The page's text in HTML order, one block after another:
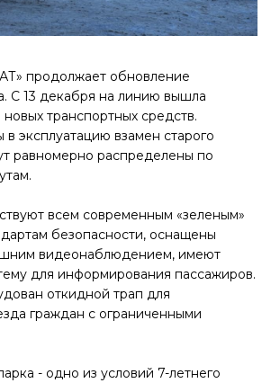
продолжает обновление
С 13 декабря на линию вышла
транспортных средств.
эксплуатацию взамен старого
равномерно распределены по
всем современным «зеленым»
безопасности, оснащены
видеонаблюдением, имеют
для информирования пассажиров.
откидной трап для
граждан с ограниченными
- одно из условий 7-летнего